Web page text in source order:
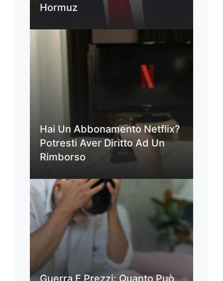
Hormuz
Hai Un Abbonamento Netflix?
Potresti Aver Diritto Ad Un
Rimborso